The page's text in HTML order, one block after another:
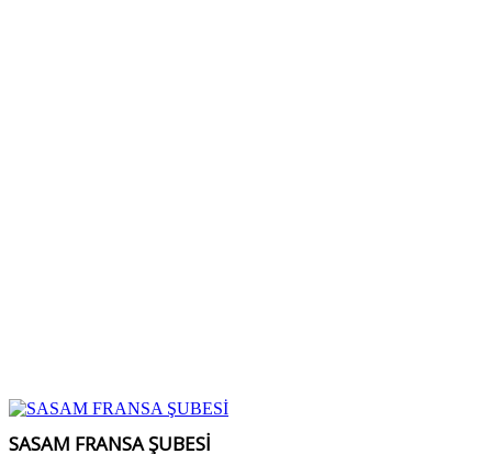
SASAM FRANSA ŞUBESİ